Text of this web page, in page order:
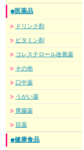
●医薬品
ドリンク剤
ビタミン剤
コレステロール改善薬
その他
口中薬
うがい薬
胃腸薬
目薬
●健康食品